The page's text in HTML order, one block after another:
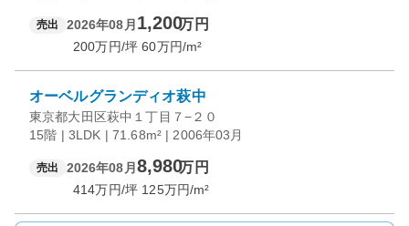
売出 2026年08月 1,200万円
200万円/坪 60万円/m²
オーベルグランディオ萩中
東京都大田区萩中１丁目７−２０
15階 | 3LDK | 71.68m² | 2006年03月
売出 2026年08月 8,980万円
414万円/坪 125万円/m²